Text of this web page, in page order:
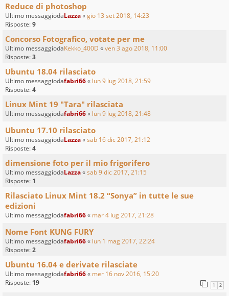
Reduce di photoshop
Ultimo messaggiodaLazza«gio 13 set 2018, 14:23
Risposte:9
Concorso Fotografico, votate per me
Ultimo messaggiodaKekko_400D «ven 3 ago 2018, 11:00
Risposte:3
Ubuntu 18.04 rilasciato
Ultimo messaggiodafabri66« lun 9 lug 2018, 21:59
Risposte:4
Linux Mint 19 "Tara" rilasciata
Ultimo messaggiodafabri66« lun 9 lug 2018, 21:48
Ubuntu 17.10 rilasciato
Ultimo messaggiodaLazza«sab 16 dic 2017, 21:12
Risposte:4
dimensione foto per il mio frigorifero
Ultimo messaggiodaLazza«sab 9 dic 2017, 21:15
Risposte: 1
Rilasciato Linux Mint 18.2 “Sonya” in tutte le sue
edizioni
Ultimo messaggiodafabri66« mar 4 lug 2017, 21:28
Nome Font KUNG FURY
Ultimo messaggiodafabri66« lun 1 mag 2017, 22:24
Risposte:2
Ubuntu 16.04 e derivate rilasciate
Ultimo messaggiodafabri66« mer 16 nov 2016, 15:20
Risposte: 19 1 2